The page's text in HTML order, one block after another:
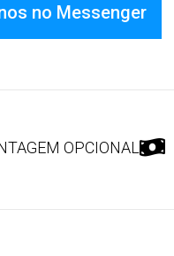
no Messenger
OPCIONAL